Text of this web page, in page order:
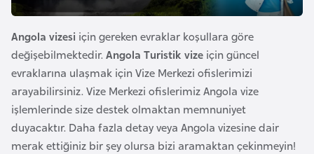
l
e
m
l
e
r
i
Angola vizesi için gereken evraklar koşullara göre
değişebilmektedir. Angola Turistik vize için güncel
evraklarına ulaşmak için Vize Merkezi ofislerimizi
arayabilirsiniz. Vize Merkezi ofislerimiz Angola vize
işlemlerinde size destek olmaktan memnuniyet
duyacaktır. Daha fazla detay veya Angola vizesine dair
merak ettiğiniz bir şey olursa bizi aramaktan çekinmeyin!
u
s
t
u
r
y
a